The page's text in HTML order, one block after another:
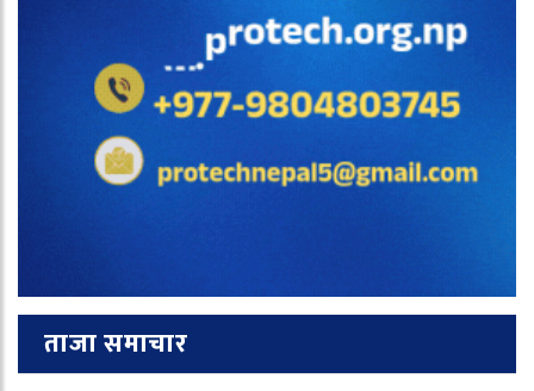
ताजा समाचार